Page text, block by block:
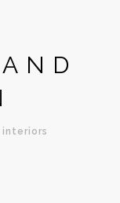
interiors